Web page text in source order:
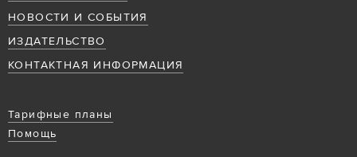
НОВОСТИ И СОБЫТИЯ
ИЗДАТЕЛЬСТВО
КОНТАКТНАЯ ИНФОРМАЦИЯ
Тарифные планы
Помощь